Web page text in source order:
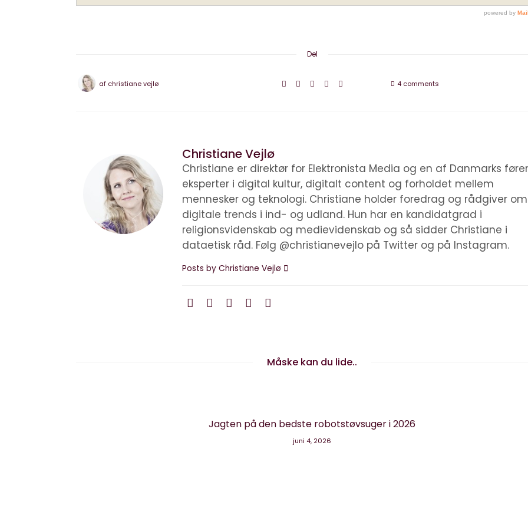
Del
af christiane vejlø 4 comments
Christiane Vejlø
Christiane er direktør for Elektronista Media og en af Danmarks
eksperter i digital kultur, digitalt content og forholdet mellem
mennesker og teknologi. Christiane holder foredrag og rådgiver om
digitale trends i ind- og udland. Hun har en kandidatgrad i
religionsvidenskab og medievidenskab og så sidder Christiane i
dataetisk råd. Følg @christianevejlo på Twitter og på Instagram.
Posts by Christiane Vejlø
Måske kan du lide..
Jagten på den bedste robotstøvsuger i 2026
juni 4, 2026